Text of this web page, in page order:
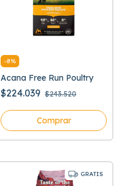
-8%
Acana Free Run Poultry
$224.039 $243.520
Comprar
GRATIS